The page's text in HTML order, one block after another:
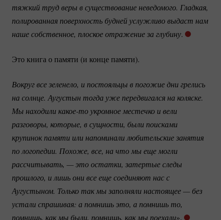
тяжкий труд веры в существование неведомого. Гладкая,
полированная поверхность будней услужливо выдаст нам
наше собственное, плоское отражение за глубину.
Это книга о памяти (и конце памяти).
Вокруг все зеленело, и постояльцы в погожие дни грелись
на солнце. Аугустын тогда уже передвигался на коляске.
Мы находили какое-то укромное местечко и вели
разговоры, которые, в сущности, были поисками
крупинок памяти или напоминали любительские занятия
по логопедии. Похоже, все, на что мы еще могли
рассчитывать, — это остатки, затертые следы
прошлого, и лишь они все еще соединяют нас с
Аугустыном. Только так мы заполняли настоящее — без
устали спрашивая: а помнишь это, а помнишь то,
помнишь, как мы были, помнишь, как мы поехали».